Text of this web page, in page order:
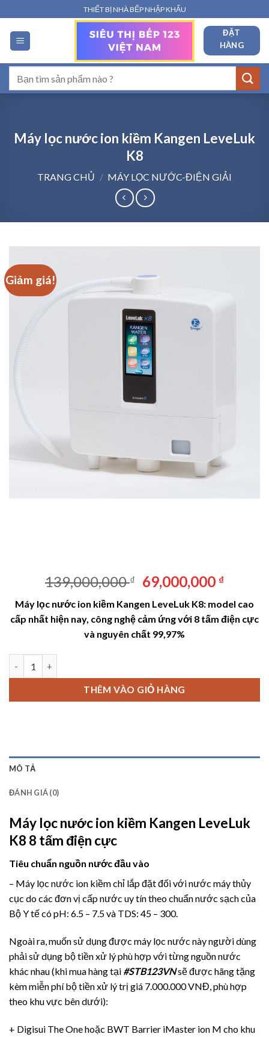
qua
nội
dung
THIẾT BỊ NHÀ BẾP NHẬP KHẨU
ĐẶT
HÀNG
kiếm:
Máy lọc nước ion kiềm Kangen LeveLuk
K8
TRANG CHỦ / MÁY LỌC NƯỚC-ĐIỆN GIẢI
Giảm giá!
139,000,000₫
Giá
gốc
là:
139,000,000 ₫.
69,000,000 ₫Giá
tại
là:
Máy lọc nước ion kiềm Kangen LeveLuk K8: model cao
cấp nhất hiện nay, công nghệ cảm ứng với 8 tấm điện cực
và nguyên chất 99,97%
THÊM VÀO GIỎ HÀNG
MÔ TẢ
ĐÁNH GIÁ (0)
Máy lọc nước ion kiềm Kangen LeveLuk
K8 8 tấm điện cực
Tiêu chuẩn nguồn nước đầu vào
– Máy lọc nước ion kiềm chỉ lắp đặt đối với nước máy thủy
cục do các đơn vị cấp nước uy tín theo chuẩn nước sạch của
Bộ Y tế có pH: 6.5 – 7.5 và TDS: 45 – 300.
Ngoài ra, muốn sử dụng được máy lọc nước này người dùng
phải sử dụng bộ tiền xử lý phù hợp với từng nguồn nước
khác nhau (khi mua hàng tại #STB123VNsẽ được hãng tặng
kèm miễn phí bộ tiền xử lý trị giá 7.000.000 VNĐ, phù hợp
theo khu vực bên dưới):
+ Digisui The One hoặc BWT Barrier iMaster ion M cho khu